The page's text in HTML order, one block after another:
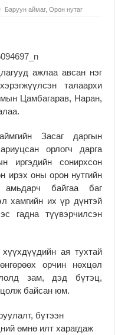
Баруун аймаг,Орон нутаг
ажлаа авсан нэг
талаархи
Цамбагарав, Наран,
Засаг даргын
орлогч дарга
иргэдийн сонирхсон
ирэх оны орон нутгийн
амьдарч байгаа баг
хамгийн их үр дүнтэй
гадна түүвэрчилсэн
ая тухтай
орчин нөхцөл
зам, дэд бүтэц,
байсан юм.
бүтээн
өмнө илт харагдаж